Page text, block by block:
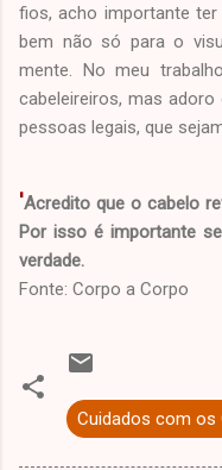
fios, acho importante
bem não só para o
mente. No meu
cabeleireiros, mas
pessoas legais, que
'Acredito que o cabelo
Por isso é importante
verdade.
Fonte: Corpo a Corpo
Cuidados com os